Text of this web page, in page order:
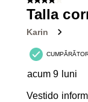
Talla
Karin
acum 9 luni
Vestido